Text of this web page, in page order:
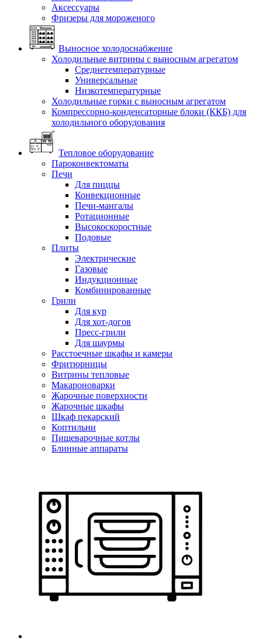
Аксессуары
Фризеры для мороженого
Выносное холодоснабжение
Холодильные витрины с выносным агрегатом
Среднетемпературные
Универсальные
Низкотемпературные
Холодильные горки с выносным агрегатом
Компрессорно-конденсаторные блоки (ККБ) для
холодильного оборудования
Тепловое оборудование
Пароконвектоматы
Печи
Для пиццы
Конвекционные
Печи-мангалы
Ротационные
Высокоскоростные
Подовые
Плиты
Электрические
Газовые
Индукционные
Комбинированные
Грили
Для кур
Для хот-догов
Пресс-грили
Для шаурмы
Расстоечные шкафы и камеры
Фритюрницы
Витрины тепловые
Макароноварки
Жарочные поверхности
Жарочные шкафы
Шкаф пекарский
Коптильни
Пищеварочные котлы
Блинные аппараты